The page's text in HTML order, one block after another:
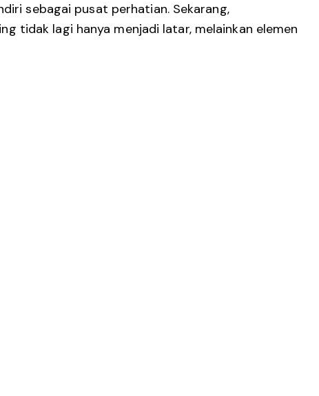
sebagai pusat perhatian. Sekarang,
tidak lagi hanya menjadi latar, melainkan elemen